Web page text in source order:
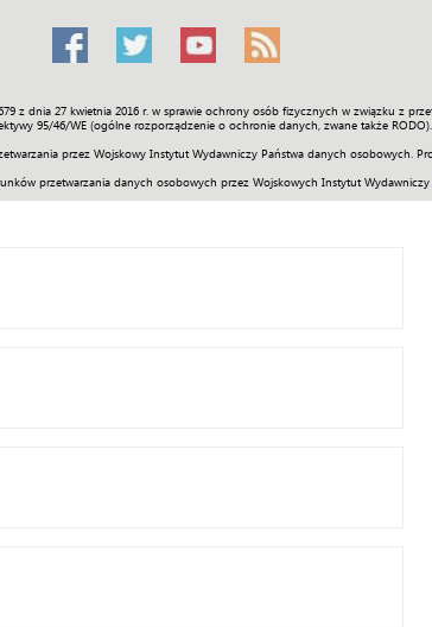
z dnia 27 kwietnia 2016 r. w sprawie ochrony osób fizycznych w związku z
95/46/WE (ogólne rozporządzenie o ochronie danych, zwane także RODO).
przez Wojskowy Instytut Wydawniczy Państwa danych osobowych.
przetwarzania danych osobowych przez Wojskowych Instytut Wydawniczy
Sport Historia Galerie Wideo